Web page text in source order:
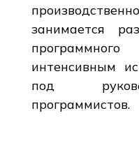
занимается
интенсивным
под
программистов.